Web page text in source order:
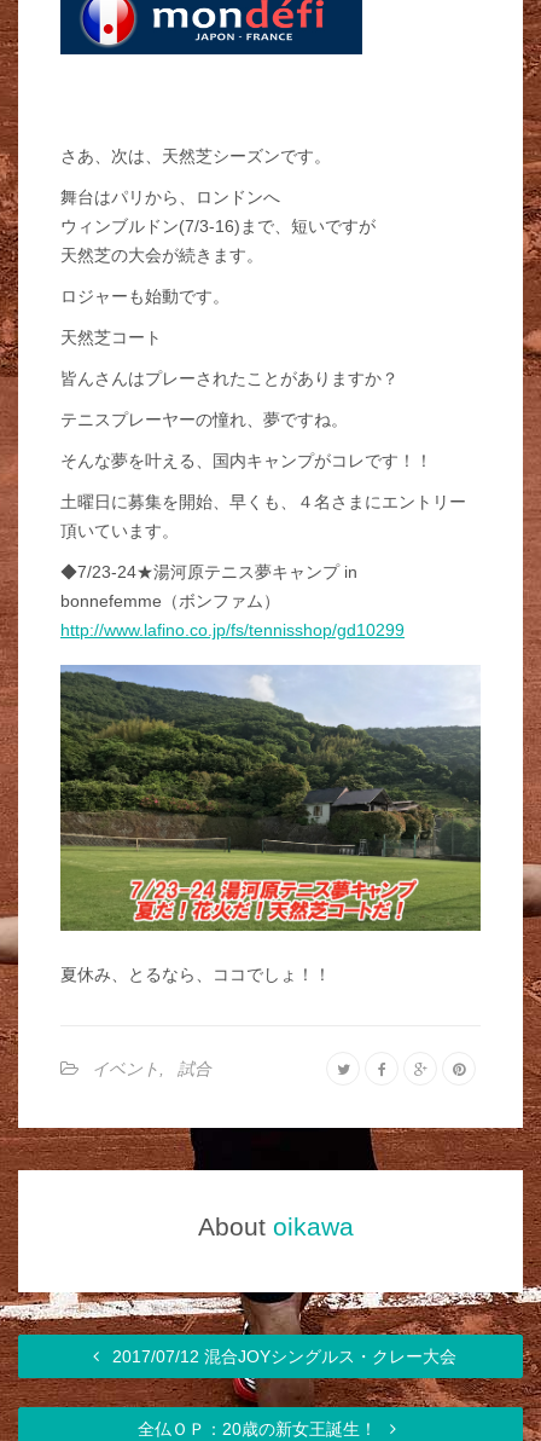
さあ、次は、天然芝シーズンです。
舞台はパリから、ロンドンへ
ウィンブルドン(7/3-16)まで、短いですが
天然芝の大会が続きます。
ロジャーも始動です。
天然芝コート
皆んさんはプレーされたことがありますか？
テニスプレーヤーの憧れ、夢ですね。
そんな夢を叶える、国内キャンプがコレです！！
土曜日に募集を開始、早くも、４名さまにエントリー
頂いています。
◆7/23-24★湯河原テニス夢キャンプ in
bonnefemme（ボンファム）
http://www.lafino.co.jp/fs/tennisshop/gd10299
夏休み、とるなら、ココでしょ！！
イベント, 試合
About oikawa
2017/07/12 混合JOYシングルス・クレー大会
全仏ＯＰ：20歳の新女王誕生！